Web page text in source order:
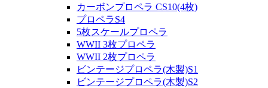
カーボンプロペラ CS10(4枚)
プロペラS4
5枚スケールプロペラ
WWII 3枚プロペラ
WWII 2枚プロペラ
ビンテージプロペラ(木製)S1
ビンテージプロペラ(木製)S2